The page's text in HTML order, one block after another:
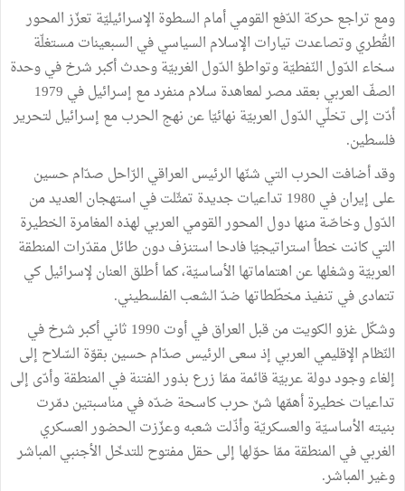
ومع تراجع حركة الدّفع القومي أمام السطوة الإسرائيليّة تعزّز المحور
القُطري وتصاعدت تيارات الإسلام السياسي في السبعينات مستغلّة
سخاء الدّول النّفطيّة وتواطؤ الدّول الغربيّة وحدث أكبر شرخ في وحدة
الصفّ العربي بعقد مصر لمعاهدة سلام منفرد مع إسرائيل في 1979
أدّت إلى تخلّي الدّول العربيّة نهائيّا عن نهج الحرب مع إسرائيل لتحرير
فلسطين.
وقد أضافت الحرب التي شنّها الرئيس العراقي الرّاحل صدّام حسين
على إيران في 1980 تداعيات جديدة تمثّلت في استهجان العديد من
الدّول وخاصّة منها دول المحور القومي العربي لهذه المغامرة الخطيرة
التي كانت خطأ استراتيجيّا فادحا استنزف دون طائل مقدّرات المنطقة
العربيّة وشغلها عن اهتماماتها الأساسيّة، كما أطلق العنان لإسرائيل كي
تتمادى في تنفيذ مخطّطاتها ضدّ الشعب الفلسطيني.
وشكّل غزو الكويت من قبل العراق في أوت 1990 ثاني أكبر شرخ في
النّظام الإقليمي العربي إذ سعى الرئيس صدّام حسين بقوّة السّلاح إلى
إلغاء وجود دولة عربيّة قائمة ممّا زرع بذور الفتنة في المنطقة وأدّى إلى
تداعيات خطيرة أهمّها شنّ حرب كاسحة ضدّه في مناسبتين دمّرت
بنيته الأساسيّة والعسكريّة وأذّلت شعبه وعزّزت الحضور العسكري
الغربي في المنطقة ممّا حوّلها إلى حقل مفتوح للتدخّل الأجنبي المباشر
وغير المباشر.